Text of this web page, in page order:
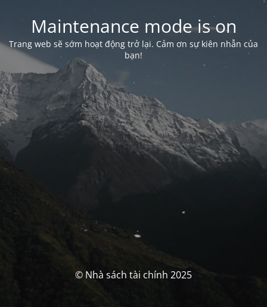
Maintenance mode is on
Trang web sẽ sớm hoạt động trở lại. Cảm ơn sự kiên nhẫn của
bạn!
© Nhà sách tài chính 2025